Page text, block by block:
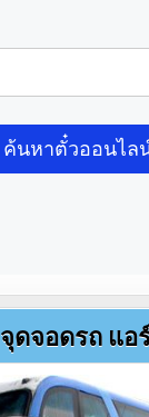
จุดจอดรถ แ